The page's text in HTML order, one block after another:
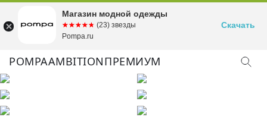
POMPAAMBITIONПРЕМИУМ
Магазин модной одежды
☆☆☆☆☆
★★★★★ (23) звезды
Pompa.ru
Скачать